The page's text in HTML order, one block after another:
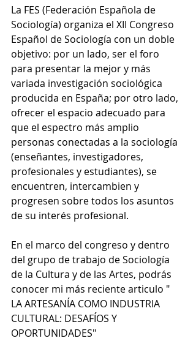
La FES (Federación Española de
Sociología) organiza el XII Congreso
Español de Sociología con un doble
objetivo: por un lado, ser el foro
para presentar la mejor y más
variada investigación sociológica
producida en España; por otro lado,
ofrecer el espacio adecuado para
que el espectro más amplio
personas conectadas a la sociología
(enseñantes, investigadores,
profesionales y estudiantes), se
encuentren, intercambien y
progresen sobre todos los asuntos
de su interés profesional.
En el marco del congreso y dentro
del grupo de trabajo de Sociología
de la Cultura y de las Artes, podrás
conocer mi más reciente articulo "
LA ARTESANÍA COMO INDUSTRIA
CULTURAL: DESAFÍOS Y
OPORTUNIDADES"